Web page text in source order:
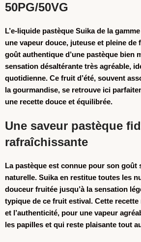
50PG/50VG
L’e-liquide pastèque Suika de la
une vapeur douce, juteuse et pleine de
goût authentique d’une pastèque bien
sensation désaltérante très agréable,
quotidienne. Ce fruit d’été, souvent
la gourmandise, se retrouve ici
une recette douce et équilibrée.
Une saveur pastèque
rafraîchissante
La pastèque est connue pour son goût
naturelle. Suika en restitue toutes les
douceur fruitée jusqu’à la sensation
typique de ce fruit estival. Cette
et l’authenticité, pour une vapeur
les papilles et qui reste plaisante tout